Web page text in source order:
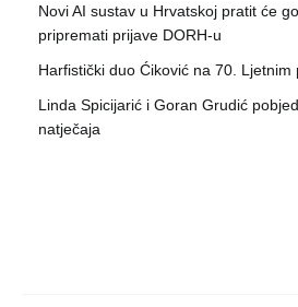
Novi AI sustav u Hrvatskoj pratit će
pripremati prijave DORH-u
Harfistički duo Ćiković na 70. Ljetnim
Linda Spicijarić i Goran Grudić
natječaja